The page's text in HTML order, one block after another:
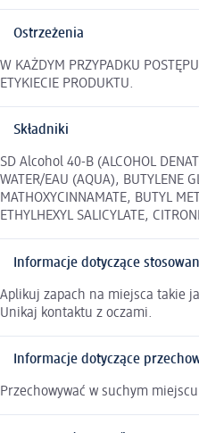
Ostrzeżenia
W KAŻDYM PRZYPADKU
ETYKIECIE PRODUKTU.
Składniki
SD Alcohol 40-B (ALCOHOL
WATER/EAU (AQUA), BUTYLENE
MATHOXYCINNAMATE, BUTYL
ETHYLHEXYL SALICYLATE,
Informacje dotyczące
Aplikuj zapach na miejsca takie
Unikaj kontaktu z oczami.
Informacje dotyczące
Przechowywać w suchym